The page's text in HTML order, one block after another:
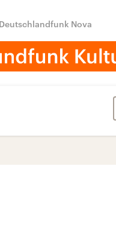
Deutschlandfunk Nova